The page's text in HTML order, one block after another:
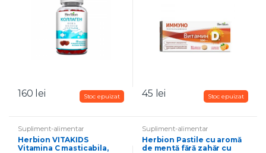
160 lei 45 lei
Supliment-alimentar
Herbion VITAKIDS
Vitamina C masticabila,
Supliment-alimentar
Herbion Pastile cu aromă
de mentă fără zahăr cu